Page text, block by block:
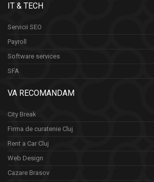
IT & TECH
Servicii SEO
Payroll
Software services
SFA
VA RECOMANDAM
City Break
Firma de curatenie Cluj
Rent a Car Cluj
Web Design
Cazare Brasov